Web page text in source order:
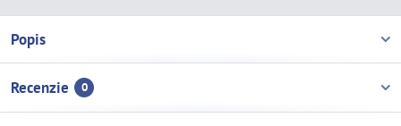
Popis
Recenzie 0